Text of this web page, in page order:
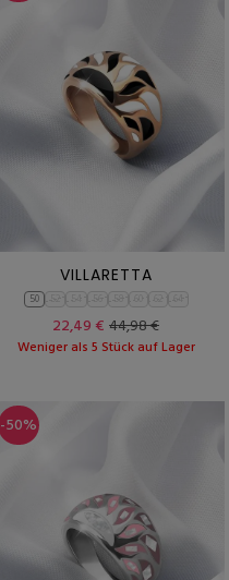
VILLARETTA
50
22,49 € 44,98 €
Weniger als 5 Stück auf Lager
-50%